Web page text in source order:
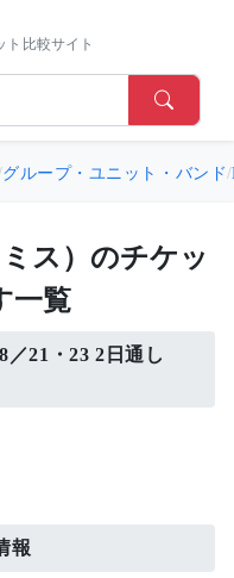
ト比較サイト
グループ・ユニット・バンド/
ス）のチケッ
一覧
21・23 2日通し
報